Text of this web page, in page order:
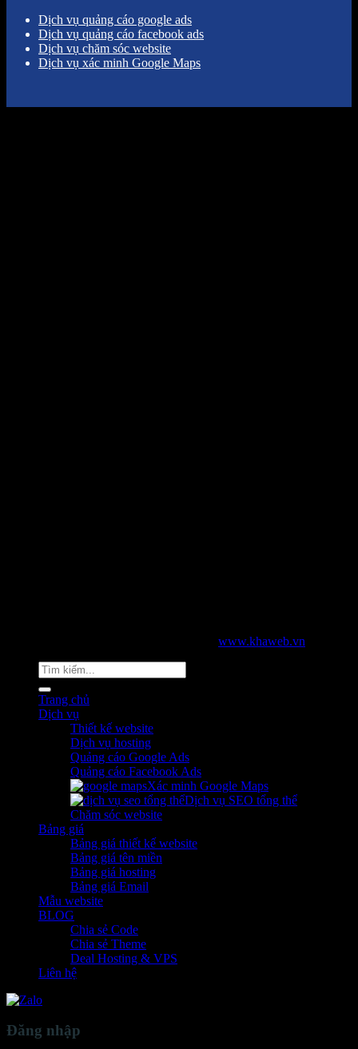
Dịch vụ quảng cáo google ads
Dịch vụ quảng cáo facebook ads
Dịch vụ chăm sóc website
Dịch vụ xác minh Google Maps
www.khaweb.vn
Tìm
kiếm:
Trang chủ
Dịch vụ
Thiết kế website
Dịch vụ hosting
Quảng cáo Google Ads
Quảng cáo Facebook Ads
Xác minh Google Maps
Dịch vụ SEO tổng thể
Chăm sóc website
Bảng giá
Bảng giá thiết kế website
Bảng giá tên miền
Bảng giá hosting
Bảng giá Email
Mẫu website
BLOG
Chia sẻ Code
Chia sẻ Theme
Deal Hosting & VPS
Liên hệ
Đăng nhập